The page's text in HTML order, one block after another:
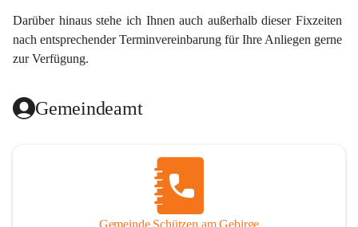
Darüber hinaus stehe ich Ihnen auch außerhalb dieser Fixzeiten
nach entsprechender Terminvereinbarung für Ihre Anliegen gerne
zur Verfügung.
Gemeindeamt
Gemeinde Schützen am Gebirge